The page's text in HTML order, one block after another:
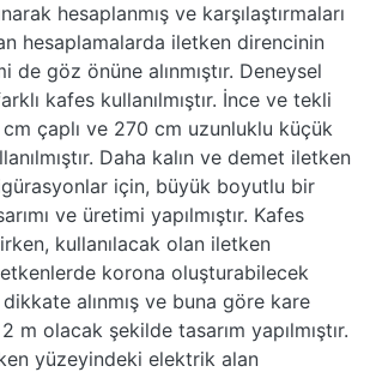
hesaplanmış ve karşılaştırmaları
hesaplamalarda iletken direncinin
de göz önüne alınmıştır. Deneysel
kafes kullanılmıştır. İnce ve tekli
çaplı ve 270 cm uzunluklu küçük
Daha kalın ve demet iletken
için, büyük boyutlu bir
ve üretimi yapılmıştır. Kafes
kullanılacak olan iletken
korona oluşturabilecek
alınmış ve buna göre kare
m olacak şekilde tasarım yapılmıştır.
yüzeyindeki elektrik alan